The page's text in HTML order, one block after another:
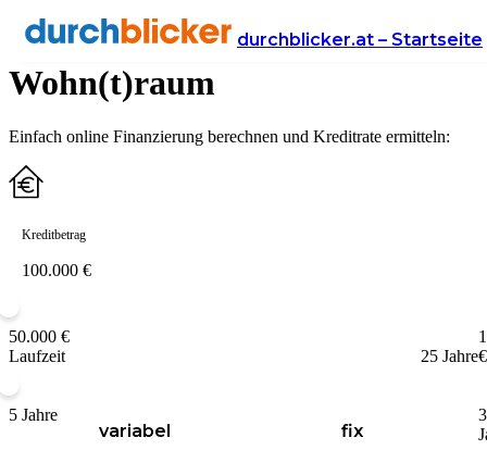
durchblicker.at – Startseite
Wohnfinanzierung für Ihren
Wohn(t)raum
Einfach online Finanzierung berechnen und Kreditrate ermitteln:
Kreditbetrag
50.000 €
€
Laufzeit 25 Jahre
5 Jahre
variabel fix